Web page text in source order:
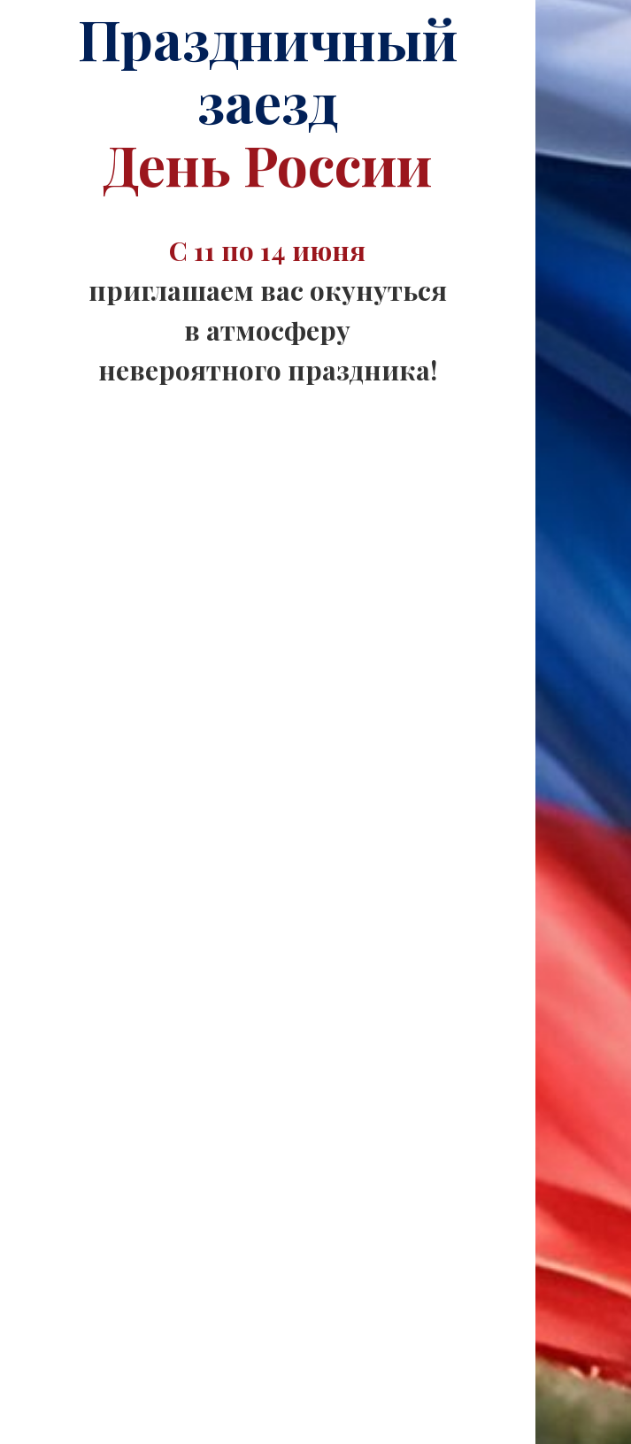
Праздничный
заезд
День России
С 11 по 14 июня
приглашаем вас окунуться
в атмосферу
невероятного праздника!